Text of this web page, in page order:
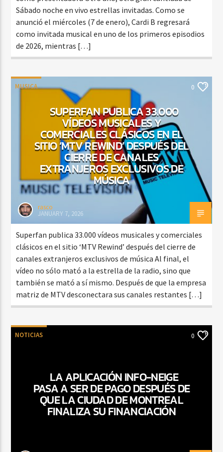
Sábado noche en vivo estrellas invitadas. Como se
anunció el miércoles (7 de enero), Cardi B regresará
como invitada musical en uno de los primeros episodios
de 2026, mientras […]
MUSICA 0
SUPERFAN PUBLICA 33.000
VÍDEOS MUSICALES Y
COMERCIALES CLÁSICOS EN EL
SITIO ‘MTV REWIND’ DESPUÉS DEL
CIERRE DE CANALES
EXTRANJEROS EXCLUSIVOS DE
MÚSICA
rasco
JANUARY 7, 2026
Superfan publica 33.000 vídeos musicales y comerciales
clásicos en el sitio ‘MTV Rewind’ después del cierre de
canales extranjeros exclusivos de música Al final, el
vídeo no sólo mató a la estrella de la radio, sino que
también se mató a sí mismo. Después de que la empresa
matriz de MTV desconectara sus canales restantes […]
NOTICIAS 0
LA APLICACIÓN INFO-NEIGE
PASA A SER DE PAGO DESPUÉS DE
QUE LA CIUDAD DE MONTREAL
FINALIZA SU FINANCIACIÓN